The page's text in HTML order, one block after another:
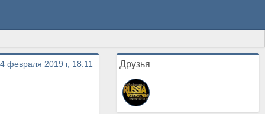
февраля 2019 г, 18:11
Друзья